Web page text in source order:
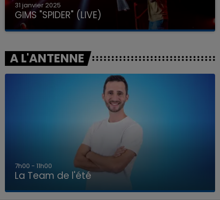
31 janvier 2025
GIMS "SPIDER" (LIVE)
A L'ANTENNE
7h00 - 11h00
La Team de l'été